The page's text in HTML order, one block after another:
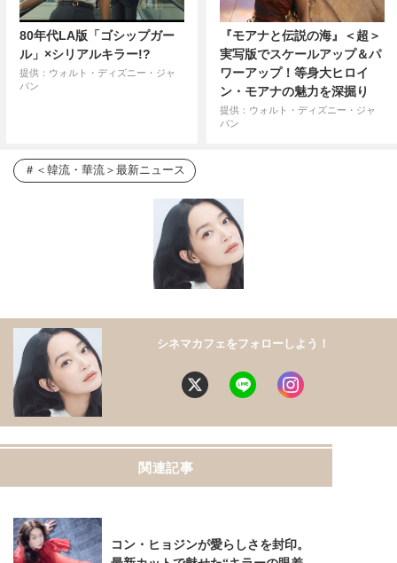
80年代LA版「ゴシップガー
ル」×シリアルキラー!?
提供：ウォルト・ディズニー・ジャ
パン
『モアナと伝説の海』＜超＞
実写版でスケールアップ＆パ
ワーアップ！等身大ヒロイ
ン・モアナの魅力を深掘り
提供：ウォルト・ディズニー・ジャ
パン
＜韓流・華流＞最新ニュース
シネマカフェをフォローしよう！